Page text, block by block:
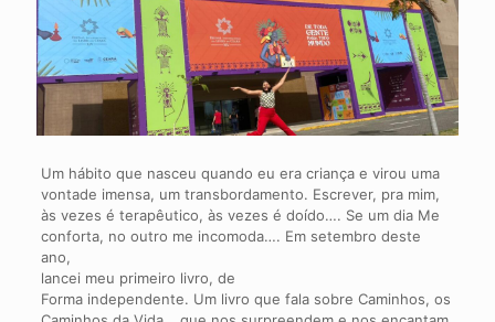
Um hábito que nasceu quando eu era criança e virou uma
vontade imensa, um transbordamento. Escrever, pra mim,
às vezes é terapêutico, às vezes é doído…. Se um dia Me
conforta, no outro me incomoda…. Em setembro deste
ano,
lancei meu primeiro livro, de
Forma independente. Um livro que fala sobre Caminhos, os